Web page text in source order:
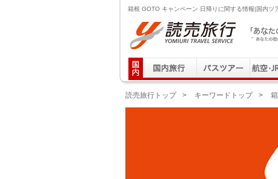
箱根 GOTO キャンペーン 日帰りに関する情報|国内ツ
読売旅行 「あなたの街から」旅にでる｜
読売旅行トップ > キーワードトップ >